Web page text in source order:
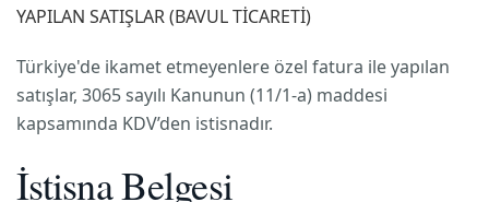
YAPILAN SATIŞLAR(BAVUL TİCARETİ)
Türkiye'de ikamet etmeyenlere özel fatura ile yapılan
satışlar, 3065 sayılı Kanunun (11/1-a) maddesi
kapsamında KDV’den istisnadır.
İstisna Belgesi